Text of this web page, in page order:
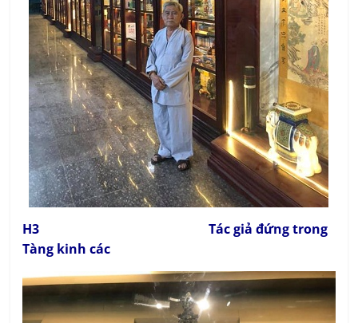
H3 Tác giả đứng trong
Tàng kinh các